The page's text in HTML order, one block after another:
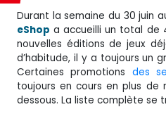
Durant la semaine du 30 juin
eShop a accueilli un total de
nouvelles éditions de jeux
d’habitude, il y a toujours un
Certaines promotions des
toujours en cours en plus de
dessous. La liste complète se